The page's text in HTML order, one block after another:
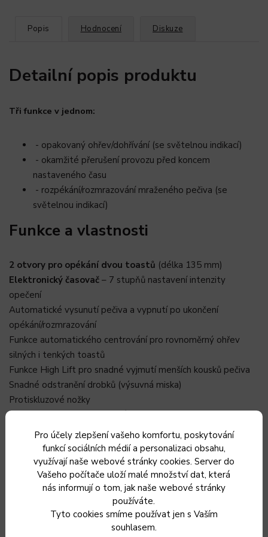
Pro účely zlepšení vašeho komfortu, poskytování
funkcí sociálních médií a personalizaci obsahu,
využívají naše webové stránky cookies. Server do
Vašeho počítače uloží malé množství dat, která
nás informují o tom, jak naše webové stránky
používáte.
Tyto cookies smíme používat jen s Vaším
souhlasem.
Popis Hodnocení Diskuze
Detailní popis produktu
Tři funkce v jednom:
- opakovaný ohřev/dohřívání (se světelnou indikací)
- okamžité přerušení provozu před koncem
nastaveného času
- rozpékání/rozmrazování mraženého pečiva (se
světelnou indikací)
Funkce a vlastnosti
2 otvory pro opékání dvou toastů (délka 135 mm)
Elektronický časovač – 7 stupňů nastavení intenzity
opečení
Automatické vysunutí pečiva a vypnutí po ukončení
opékání/rozmrazování
Funkce automatického centrování pro rovnoměrný ohřev
silných i tenkých toastů
Funkce High Lift pro snadné vyjmutí menších kousků pečiva
Snadné odstranění drobků (výsuvná miska)
Protiskluzové nožky
Prostor pro uskladnění síťového kabelu
Rozměry a specifikace
Délka přívodního kabelu: 85 cm
Rozměry (D x H x V): 259 x 154 x 177 mm